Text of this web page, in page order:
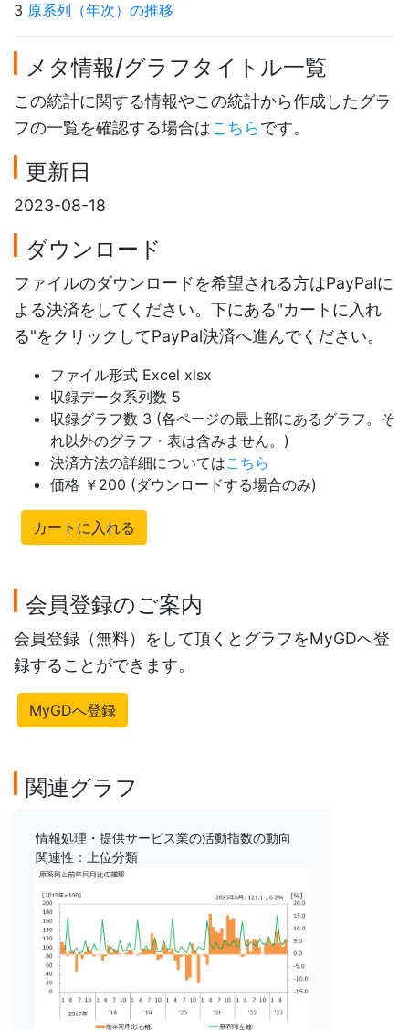
3 原系列（年次）の推移
メタ情報/グラフタイトル一覧
この統計に関する情報やこの統計から作成したグラ
フの一覧を確認する場合はこちらです。
更新日
2023-08-18
ダウンロード
ファイルのダウンロードを希望される方はPayPalに
よる決済をしてください。下にある"カートに入れ
る"をクリックしてPayPal決済へ進んでください。
ファイル形式 Excel xlsx
収録データ系列数 5
収録グラフ数 3 (各ページの最上部にあるグラフ。そ
れ以外のグラフ・表は含みません。)
決済方法の詳細についてはこちら
価格 ￥200 (ダウンロードする場合のみ)
カートに入れる
会員登録のご案内
会員登録（無料）をして頂くとグラフをMyGDへ登
録することができます。
MyGDへ登録
関連グラフ
情報処理・提供サービス業の活動指数の動向
関連性：上位分類